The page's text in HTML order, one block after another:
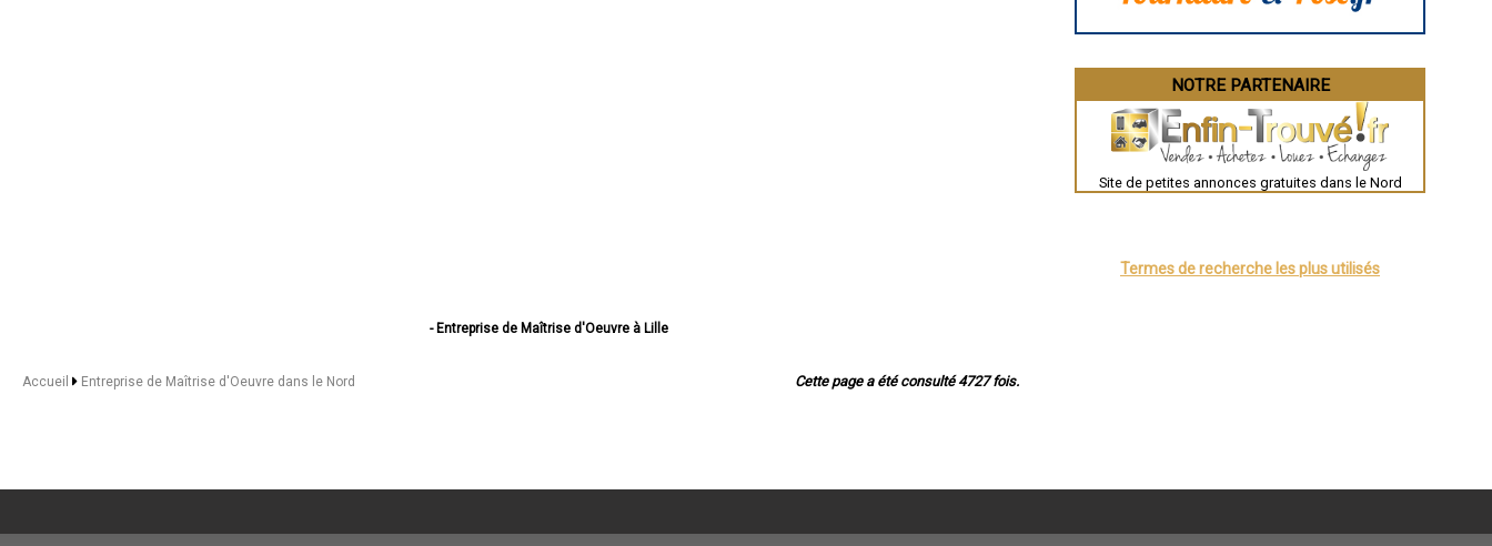
- Entreprise de Maîtrise d'Oeuvre à Lille
- Entreprise de Maîtrise d'Oeuvre à Marcq-en-Barœul
Cette page a été consulté 4727 fois.
Accueil Entreprise de Maîtrise d'Oeuvre dans le Nord
NOTRE PARTENAIRE
Site de petites annonces gratuites dans le Nord
Termes de recherche les plus utilisés